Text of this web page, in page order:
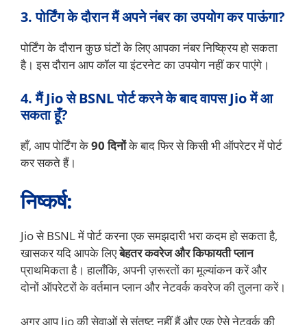
3. पोर्टिंग के दौरान मैं अपने नंबर का उपयोग कर पाऊंगा?
पोर्टिंग के दौरान कुछ घंटों के लिए आपका नंबर निष्क्रिय हो सकता
है। इस दौरान आप कॉल या इंटरनेट का उपयोग नहीं कर पाएंगे।
4. मैं Jio से BSNL पोर्ट करने के बाद वापस Jio में आ
सकता हूँ?
हाँ, आप पोर्टिंग के90 दिनोंके बाद फिर से किसी भी ऑपरेटर में पोर्ट
कर सकते हैं।
निष्कर्ष:
Jio से BSNL में पोर्ट करना एक समझदारी भरा कदम हो सकता है,
खासकर यदि आपके लिएबेहतर कवरेज और किफायती प्लान
प्राथमिकता है। हालाँकि, अपनी ज़रूरतों का मूल्यांकन करें और
दोनों ऑपरेटरों के वर्तमान प्लान और नेटवर्क कवरेज की तुलना करें।
अगर आप Jio की सेवाओं से संतुष्ट नहीं हैं और एक ऐसे नेटवर्क की